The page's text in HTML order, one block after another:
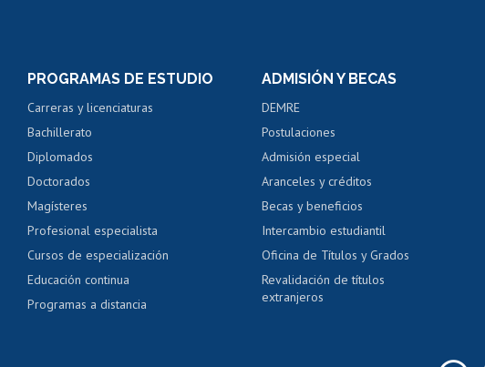
Consulta y certificado de notas
Servicio médico y dental
Pago de arancel y crédito alumnos
Pago de arancel y crédito exalumnos
Certificado de títulos y grados
PROGRAMAS DE ESTUDIO
Carreras y licenciaturas
Bachillerato
Diplomados
Doctorados
Magísteres
Profesional especialista
Cursos de especialización
Educación continua
Programas a distancia
ADMISIÓN Y BECAS
DEMRE
Postulaciones
Admisión especial
Aranceles y créditos
Becas y beneficios
Intercambio estudiantil
Oficina de Títulos y Grados
Revalidación de títulos
extranjeros